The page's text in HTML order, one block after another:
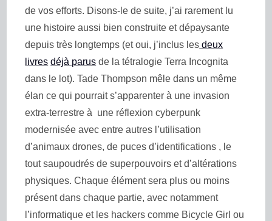
de vos efforts. Disons-le de suite, j’ai rarement lu
une histoire aussi bien construite et dépaysante
depuis très longtemps (et oui, j’inclus les deux
livres déjà parus de la tétralogie Terra Incognita
dans le lot). Tade Thompson mêle dans un même
élan ce qui pourrait s’apparenter à une invasion
extra-terrestre à une réflexion cyberpunk
modernisée avec entre autres l’utilisation
d’animaux drones, de puces d’identifications , le
tout saupoudrés de superpouvoirs et d’altérations
physiques. Chaque élément sera plus ou moins
présent dans chaque partie, avec notamment
l’informatique et les hackers comme Bicycle Girl ou